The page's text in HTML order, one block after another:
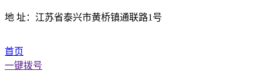
地 址：江苏省泰兴市黄桥镇通联路1号
首页
一键拨号